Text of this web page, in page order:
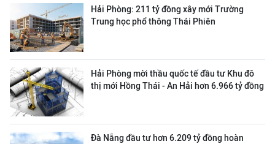
Hải Phòng: 211 tỷ đồng xây mới Trường
Trung học phổ thông Thái Phiên
Hải Phòng mời thầu quốc tế đầu tư Khu đô
thị mới Hồng Thái - An Hải hơn 6.966 tỷ đồng
Đà Nẵng đầu tư hơn 6.209 tỷ đồng hoàn